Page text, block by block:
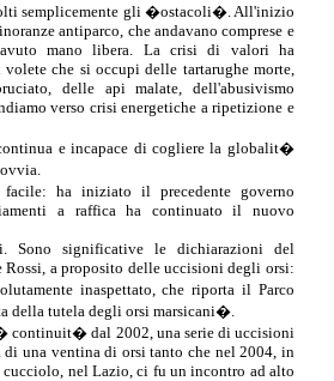
semplicemente gli �ostacoli�. All'inizio
antiparco, che andavano comprese e
mano libera. La crisi di valori ha
che si occupi delle tartarughe morte,
delle api malate, dell'abusivismo
verso crisi energetiche a ripetizione e
e incapace di cogliere la globalit�
ha iniziato il precedente governo
a raffica ha continuato il nuovo
Sono significative le dichiarazioni del
Rossi, a proposito delle uccisioni degli orsi:
inaspettato, che riporta il Parco
della tutela degli orsi marsicani�.
continuit� dal 2002, una serie di uccisioni
di una ventina di orsi tanto che nel 2004, in
nel Lazio, ci fu un incontro ad alto